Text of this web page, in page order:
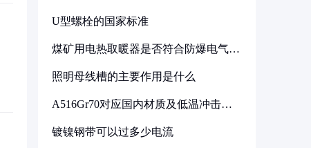
U型螺栓的国家标准
煤矿用电热取暖器是否符合防爆电气设
照明母线槽的主要作用是什么
A516Gr70对应国内材质及低温冲击要
镀镍钢带可以过多少电流